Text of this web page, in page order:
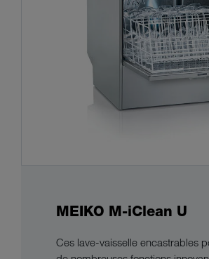
MEIKO M-iClean U
Ces lave-vaisselle encastrables